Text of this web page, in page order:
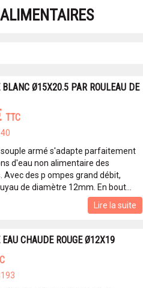
Ø15X20.5 PAR ROULEAU DE
TTC
souple armé s'adapte parfaitement
d'eau non alimentaire des
Avec des p ompes grand débit,
de diamètre 12mm. En bout...
Lire la suite
CHAUDE ROUGE Ø12X19